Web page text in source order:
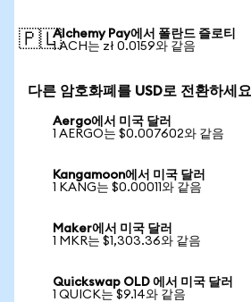
🇵🇱Alchemy Pay에서 폴란드 즐로티
1 ACH는 zł 0.0159와 같음
다른 암호화폐를 USD로 전환하세요
Aergo에서 미국 달러
1 AERGO는 $0.007602와 같음
Kangamoon에서 미국 달러
1 KANG는 $0.00011와 같음
Maker에서 미국 달러
1 MKR는 $1,303.36와 같음
Quickswap OLD 에서 미국 달러
1 QUICK는 $9.14와 같음